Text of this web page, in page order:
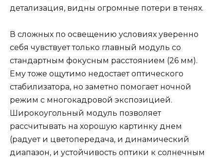
детализация, видны огромные потери в тенях.
В сложных по освещению условиях уверенно
себя чувствует только главный модуль со
стандартным фокусным расстоянием (26 мм).
Ему тоже ощутимо недостает оптического
стабилизатора, но заметно помогает ночной
режим с многокадровой экспозицией.
Широкоугольный модуль позволяет
рассчитывать на хорошую картинку днем
(радует и цветопередача, и динамический
диапазон, и устойчивость оптики к солнечным